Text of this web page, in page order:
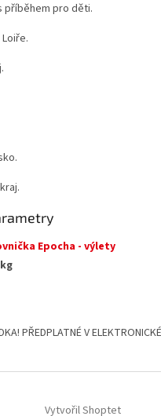
příběhem pro děti.
Epocha - výlety
PŘEDPLATNÉ V
Vytvořil Shoptet